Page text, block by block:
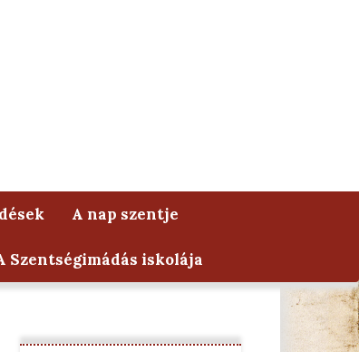
A nap szentje
Szentségimádás iskolája